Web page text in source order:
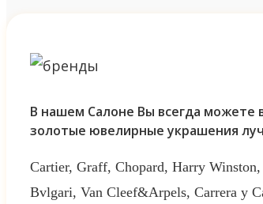
В нашем Салоне Вы всегда можете
золотые ювелирные украшения
Cartier, Graff, Chopard, Harry
Bvlgari, Van Cleef&Arpels, Carrera y